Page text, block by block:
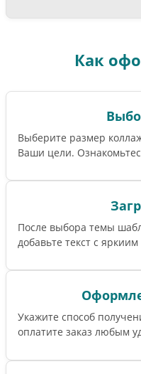
Как
Выберите размер
Ваши цели.
После выбора темы
добавьте текст с
Укажите способ
оплатите заказ любым